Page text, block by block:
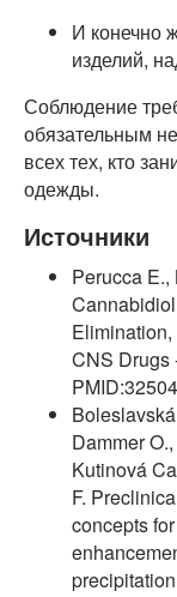
И конечно
изделий,
Соблюдение
обязательным
всех тех, кто
одежды.
Источники
Perucca
CNS Drugs
Dammer
Kutinová
F.
concepts